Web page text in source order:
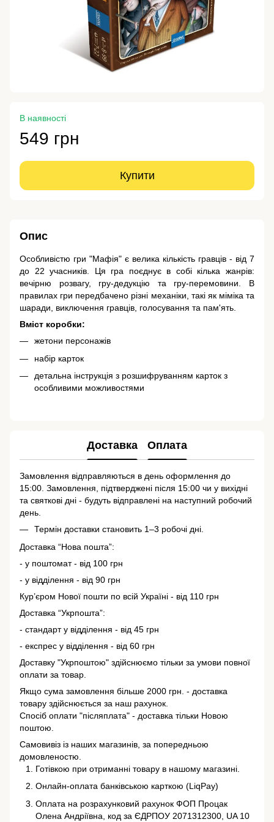
В наявності
549 грн
Купити
Опис
Особливістю гри "Мафія" є велика кількість гравців - від 7
до 22 учасників. Ця гра поєднує в собі кілька жанрів:
вечірню розвагу, гру-дедукцію та гру-перемовини. В
правилах гри передбачено різні механіки, такі як міміка та
шаради, виключення гравців, голосування та пам'ять.
Вміст коробки:
жетони персонажів
набір карток
детальна інструкція з розшифруванням карток з
особливими можливостями
Доставка Оплата
Замовлення відправляються в день оформлення до
15:00. Замовлення, підтверджені після 15:00 чи у вихідні
та святкові дні - будуть відправлені на наступний робочий
день.
Термін доставки становить 1–3 робочі дні.
Доставка “Нова пошта”:
- у поштомат - від 100 грн
- у відділення - від 90 грн
Кур’єром Нової пошти по всій Україні - від 110 грн
Доставка “Укрпошта”:
- стандарт у відділення - від 45 грн
- експрес у відділення - від 60 грн
Доставку "Укрпоштою" здійснюємо тільки за умови повної
оплати за товар.
Якщо сума замовлення більше 2000 грн. - доставка
товару здійснюється за наш рахунок.
Спосіб оплати "післяплата" - доставка тільки Новою
поштою.
Самовивіз із наших магазинів, за попередньою
домовленостю.
Готівкою при отриманні товару в нашому магазині.
Онлайн-оплата банківською карткою (LiqPay)
Оплата на розрахунковий рахунок ФОП Процак
Олена Андріївна, код за ЄДРПОУ 2071312300, UA 10